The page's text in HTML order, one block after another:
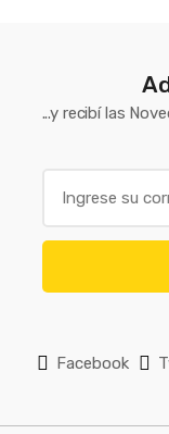
...y recibí las
l
Facebook